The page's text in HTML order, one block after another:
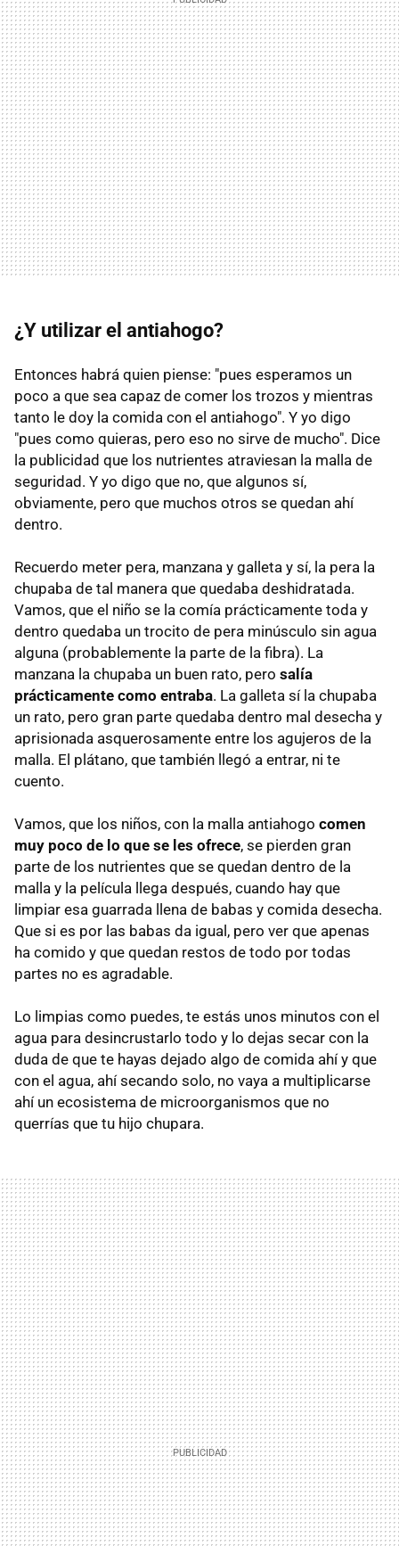
¿Y utilizar el antiahogo?
Entonces habrá quien piense: "pues esperamos un
poco a que sea capaz de comer los trozos y mientras
tanto le doy la comida con el antiahogo". Y yo digo
"pues como quieras, pero eso no sirve de mucho". Dice
la publicidad que los nutrientes atraviesan la malla de
seguridad. Y yo digo que no, que algunos sí,
obviamente, pero que muchos otros se quedan ahí
dentro.
Recuerdo meter pera, manzana y galleta y sí, la pera la
chupaba de tal manera que quedaba deshidratada.
Vamos, que el niño se la comía prácticamente toda y
dentro quedaba un trocito de pera minúsculo sin agua
alguna (probablemente la parte de la fibra). La
manzana la chupaba un buen rato, pero salía
prácticamente como entraba. La galleta sí la chupaba
un rato, pero gran parte quedaba dentro mal desecha y
aprisionada asquerosamente entre los agujeros de la
malla. El plátano, que también llegó a entrar, ni te
cuento.
Vamos, que los niños, con la malla antiahogo comen
muy poco de lo que se les ofrece, se pierden gran
parte de los nutrientes que se quedan dentro de la
malla y la película llega después, cuando hay que
limpiar esa guarrada llena de babas y comida desecha.
Que si es por las babas da igual, pero ver que apenas
ha comido y que quedan restos de todo por todas
partes no es agradable.
Lo limpias como puedes, te estás unos minutos con el
agua para desincrustarlo todo y lo dejas secar con la
duda de que te hayas dejado algo de comida ahí y que
con el agua, ahí secando solo, no vaya a multiplicarse
ahí un ecosistema de microorganismos que no
querrías que tu hijo chupara.